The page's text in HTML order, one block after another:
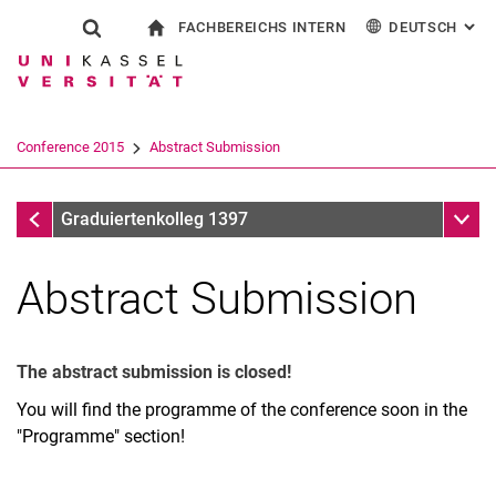
Springe direkt zu: Inhalt
Springe direkt zu: Suche
Springe direkt zu:
Suchformular
Suchbegriff
Suchen (öffnet externen Link in einem
FACHBEREICHS INTERN DEUTSCH :
Conference 2015 Abstract Submission
Conference 2015
Graduiertenkolleg 1397
Abstract Submission
The abstract submission is closed!
You will find the programme of the conference soon in the
"Programme" section!